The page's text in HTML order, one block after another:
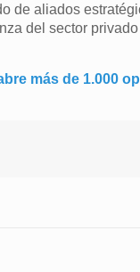
de aliados
del sector
más de 1.000